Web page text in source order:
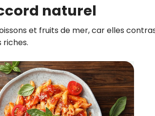
naturel
et fruits de mer, car elles